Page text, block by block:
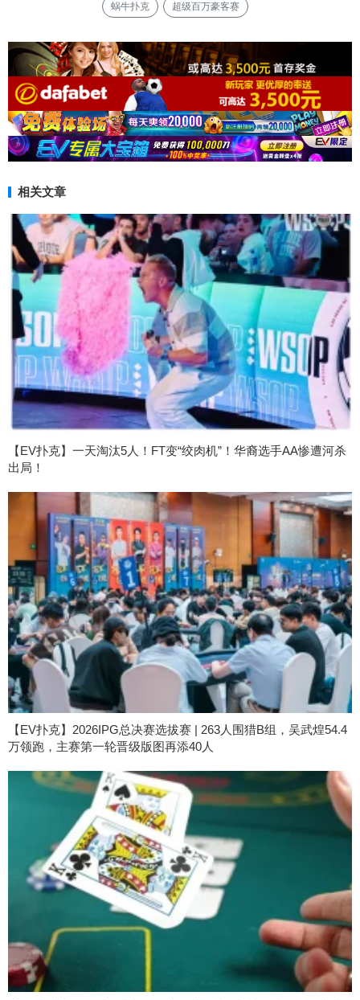
蜗牛扑克 超级百万豪客赛
相关文章
【EV扑克】一天淘汰5人！FT变“绞肉机”！华裔选手AA惨遭河杀
出局！
【EV扑克】2026IPG总决赛选拔赛 | 263人围猎B组，吴武煌54.4
万领跑，主赛第一轮晋级版图再添40人